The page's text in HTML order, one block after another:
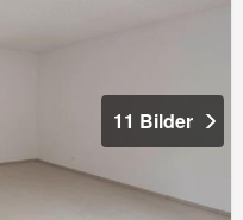
11 Bilder